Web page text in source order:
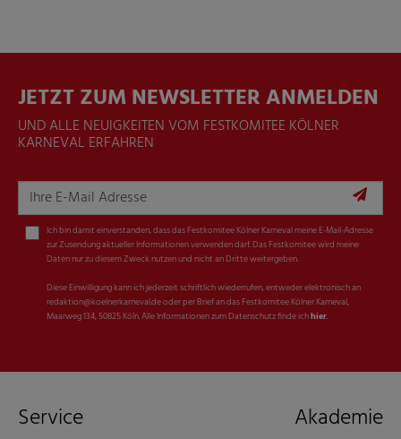
JETZT ZUM NEWSLETTER ANMELDEN
UND ALLE NEUIGKEITEN VOM FESTKOMITEE KÖLNER
KARNEVAL ERFAHREN
Ich bin damit einverstanden, dass das Festkomitee Kölner Karneval meine E-Mail-Adresse
zur Zusendung aktueller Informationen verwenden darf. Das Festkomitee wird meine
Daten nur zu diesem Zweck nutzen und nicht an Dritte weitergeben.
Diese Einwilligung kann ich jederzeit schriftlich wiederrufen, entweder elektronisch an
redaktion@koelnerkarneval.de oder per Brief an das Festkomitee Kölner Karneval,
Maarweg 134, 50825 Köln. Alle Informationen zum Datenschutz finde ichhier.
Service Akademie